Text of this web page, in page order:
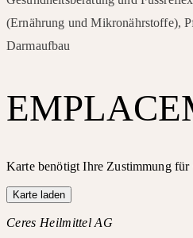
(Ernährung und Mikronährstoffe),
Darmaufbau
Karte benötigt Ihre Zustimmung für
Karte laden
Ceres Heilmittel AG